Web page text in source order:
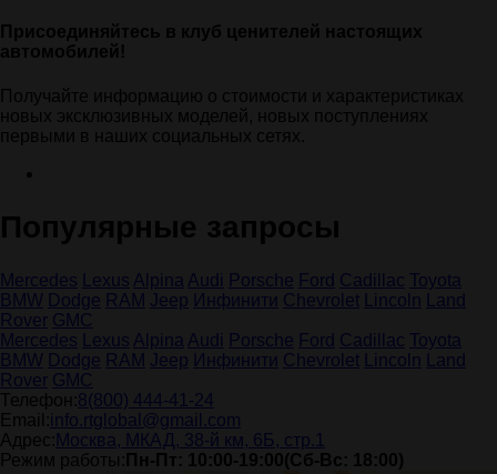
Присоединяйтесь в клуб ценителей настоящих
автомобилей!
Получайте информацию о стоимости и характеристиках
новых эксклюзивных моделей, новых поступлениях
первыми в наших социальных сетях.
Популярные запросы
Mercedes Lexus Alpina Audi Porsche Ford Cadillac Toyota
BMW Dodge RAM Jeep Инфинити Chevrolet Lincoln
Land
Rover GMC
Mercedes
Lexus Alpina Audi Porsche Ford Cadillac Toyota
BMW Dodge RAM Jeep Инфинити Chevrolet Lincoln
Land
Rover GMC
Телефон:8(800) 444-41-24
Email: info.rtglobal@gmail.com
Адрес: Москва, МКАД, 38-й км, 6Б, стр.1
Режим работы: Пн-Пт: 10:00-19:00(Сб-Вс: 18:00)